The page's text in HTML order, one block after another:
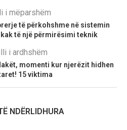
i mëparshëm
të përkohshme në sistemin
të një përmirësimi teknik
i ardhshëm
momenti kur njerëzit hidhen
15 viktima
NDËRLIDHURA